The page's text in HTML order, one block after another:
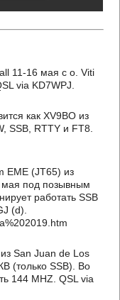
11-16 мая с о. Viti
via KD7WPJ.
как XV9BO из
SSB, RTTY и FT8.
EME (JT65) из
мая под позывным
работать SSB
(d).
San Juan de Los
(только SSB). Во
144 MHZ. QSL via